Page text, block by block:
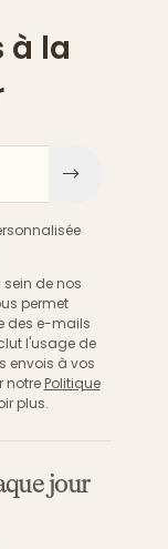
à la
de nos
permet
des e-mails
l'usage de
envois à vos
notre Politique
plus.
jour